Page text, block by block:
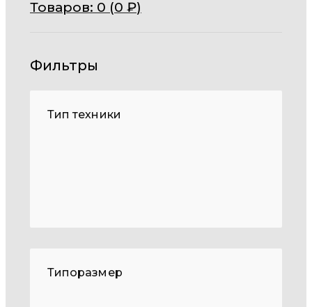
Товаров: 0 (0 ₽)
Фильтры
Тип техники
Типоразмер